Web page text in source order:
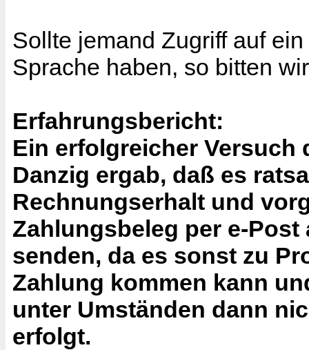
Sollte jemand Zugriff auf
Sprache haben, so bitten
Erfahrungsbericht:
Ein erfolgreicher Versuch
Danzig ergab, daß es
Rechnungserhalt und
Zahlungsbeleg per e-
senden, da es sonst zu
Zahlung kommen kann
unter Umständen dann
erfolgt.